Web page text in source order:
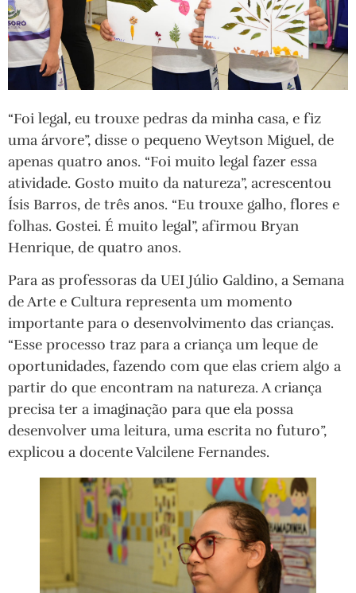
“Foi legal, eu trouxe pedras da minha casa, e fiz
uma árvore”, disse o pequeno Weytson Miguel, de
apenas quatro anos. “Foi muito legal fazer essa
atividade. Gosto muito da natureza”, acrescentou
Ísis Barros, de três anos. “Eu trouxe galho, flores e
folhas. Gostei. É muito legal”, afirmou Bryan
Henrique, de quatro anos.
Para as professoras da UEI Júlio Galdino, a Semana
de Arte e Cultura representa um momento
importante para o desenvolvimento das crianças.
“Esse processo traz para a criança um leque de
oportunidades, fazendo com que elas criem algo a
partir do que encontram na natureza. A criança
precisa ter a imaginação para que ela possa
desenvolver uma leitura, uma escrita no futuro”,
explicou a docente Valcilene Fernandes.